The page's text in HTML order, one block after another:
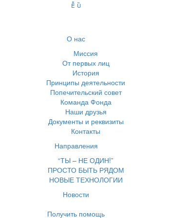
О нас
Миссия
От первых лиц
История
Принципы деятельности
Попечительский совет
Команда Фонда
Наши друзья
Документы и реквизиты
Контакты
Направления
“ТЫ – НЕ ОДИН!”
ПРОСТО БЫТЬ РЯДОМ
НОВЫЕ ТЕХНОЛОГИИ
Новости
Получить помощь